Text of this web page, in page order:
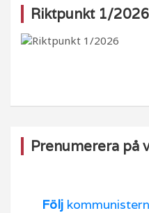
e
b
k
g
ra
o
k
Riktpunkt 1/2026
Prenumerera på
Följ